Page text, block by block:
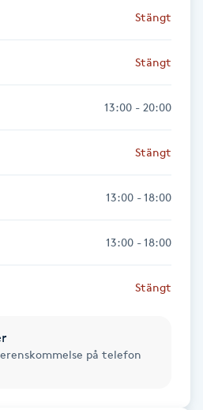
Stängt
Stängt
13:00 - 20:00
Stängt
13:00 - 18:00
13:00 - 18:00
Stängt
på telefon